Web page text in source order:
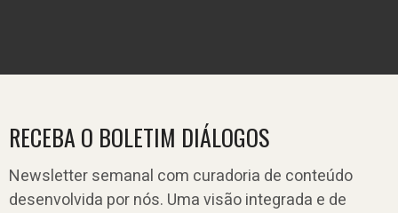
RECEBA O BOLETIM DIÁLOGOS
Newsletter semanal com curadoria de conteúdo
desenvolvida por nós. Uma visão integrada e de